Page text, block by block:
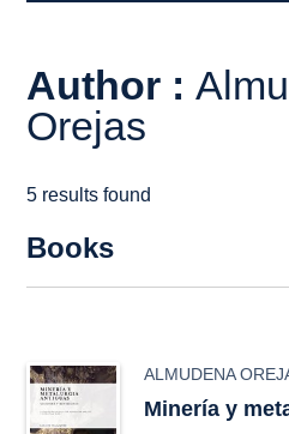
Author :
Orejas
5 results found
Books
ALMUDENA
Minería y